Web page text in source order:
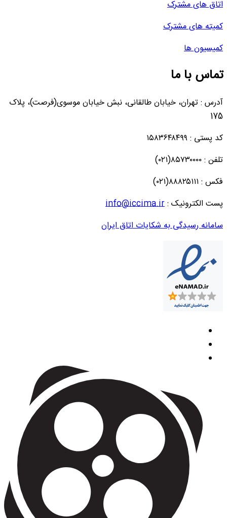
اتاق های مشترک
کمیته های مشترک
کمیسیون ها
تماس با ما
آدرس : تهران، خیابان طالقانی، نبش خیابان موسوی(فرصت)، پلاک
175
کد پستی : ۱۵۸۳۶۴۸۴۹۹
تلفن : ۸۵۷۳۰۰۰۰(۰۲۱)
فکس : ۸۸۸۲۵۱۱۱(۰۲۱)
پست الکترونیک :info@iccima.ir
سامانه رسیدگی به شکایات اتاق ایران